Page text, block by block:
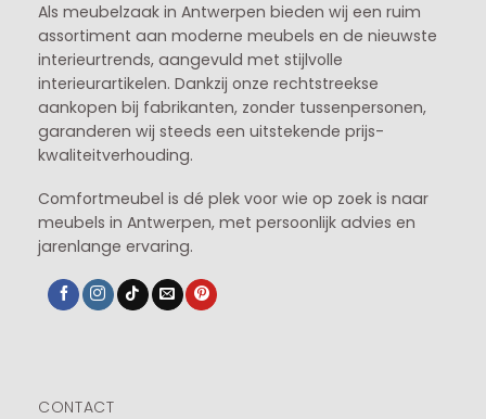
Als meubelzaak in Antwerpen bieden wij een ruim
assortiment aan moderne meubels en de nieuwste
interieurtrends, aangevuld met stijlvolle
interieurartikelen. Dankzij onze rechtstreekse
aankopen bij fabrikanten, zonder tussenpersonen,
garanderen wij steeds een uitstekende prijs-
kwaliteitverhouding.
Comfortmeubel is dé plek voor wie op zoek is naar
meubels in Antwerpen, met persoonlijk advies en
jarenlange ervaring.
CONTACT